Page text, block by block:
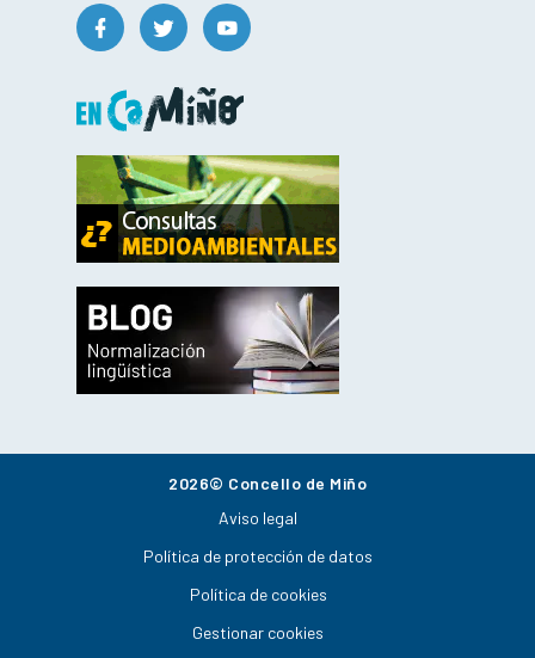
2026© Concello de Miño
Aviso legal
Política de protección de datos
Política de cookies
Gestionar cookies